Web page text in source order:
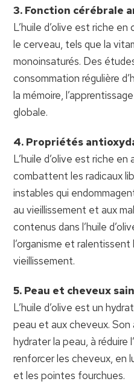
3. Fonction cérébrale
L’huile d’olive est riche
le cerveau, tels que la
monoinsaturés. Des
consommation régulière
la mémoire,
globale.
4. Propriétés
L’huile d’olive est riche
combattent les radicaux
instables qui
au vieillissement et aux
contenus dans l’huile
l’organisme et
vieillissement.
5. Peau et cheveux
L’huile d’olive est un
peau et aux cheveux.
hydrater la peau, à réduire
renforcer les cheveux, en
et les pointes fourchues.